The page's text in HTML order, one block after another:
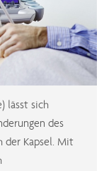
lässt sich
des
der Kapsel. Mit